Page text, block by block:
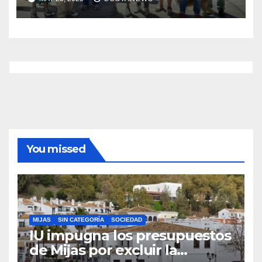
institucional
You missed
MIJAS SIN CATEGORÍA SOCIEDAD
IU impugna los presupuestos
de Mijas por excluir la